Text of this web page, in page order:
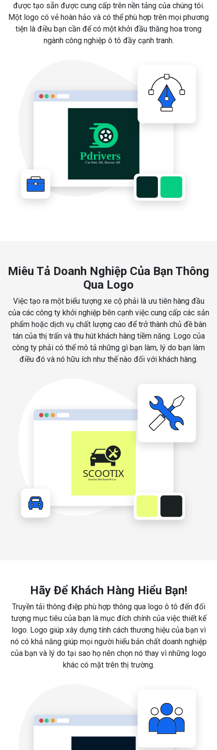
được tạo sẵn được cung cấp trên nền tảng của chúng tôi.
Một logo có vẻ hoàn hảo và có thể phù hợp trên mọi phương
tiện là điều bạn cần để có một khởi đầu thăng hoa trong
ngành công nghiệp ô tô đầy cạnh tranh.
Miêu Tả Doanh Nghiệp Của Bạn Thông
Qua Logo
Việc tạo ra một biểu tượng xe cộ phải là ưu tiên hàng đầu
của các công ty khởi nghiệp bên cạnh việc cung cấp các sản
phẩm hoặc dịch vụ chất lượng cao để trở thành chủ đề bàn
tán của thị trấn và thu hút khách hàng tiềm năng. Logo của
công ty phải có thể mô tả những gì bạn làm, lý do bạn làm
điều đó và nó hữu ích như thế nào đối với khách hàng.
Hãy Để Khách Hàng Hiểu Bạn!
Truyền tải thông điệp phù hợp thông qua logo ô tô đến đối
tượng mục tiêu của bạn là mục đích chính của việc thiết kế
logo. Logo giúp xây dựng tính cách thương hiệu của bạn vì
nó có khả năng giúp mọi người hiểu bản chất doanh nghiệp
của bạn và lý do tại sao họ nên chọn nó thay vì những logo
khác có mặt trên thị trường.